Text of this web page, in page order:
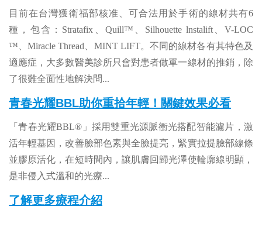
目前在台灣獲衛福部核准、可合法用於手術的線材共有6
種，包含：Stratafix、Quill™、Silhouette lnstalift、V-LOC
™、Miracle Thread、MINT LIFT。不同的線材各有其特色及
適應症，大多數醫美診所只會對患者做單一線材的推銷，除
了很難全面性地解決問...
青春光耀BBL助你重拾年輕！關鍵效果必看
「青春光耀BBL®」採用雙重光源脈衝光搭配智能濾片，激
活年輕基因，改善臉部色素與全臉提亮，緊實拉提臉部線條
並膠原活化，在短時間內，讓肌膚回歸光澤使輪廓線明顯，
是非侵入式溫和的光療...
了解更多療程介紹